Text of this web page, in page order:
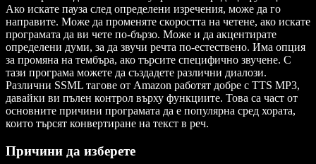
Ако искате пауза след определени изречения, може да го
направите. Може да променяте скоростта на четене, ако искате
програмата да ви чете по-бързо. Може и да акцентирате
определени думи, за да звучи речта по-естествено. Има опция
за промяна на тембъра, ако търсите специфично звучене. С
тази програма можете да създадете различни диалози.
Различни SSML тагове от Amazon работят добре с TTS MP3,
давайки ви пълен контрол върху функциите. Това са част от
основните причини програмата да е популярна сред хората,
които търсят конвертиране на текст в реч.
Причини да изберете